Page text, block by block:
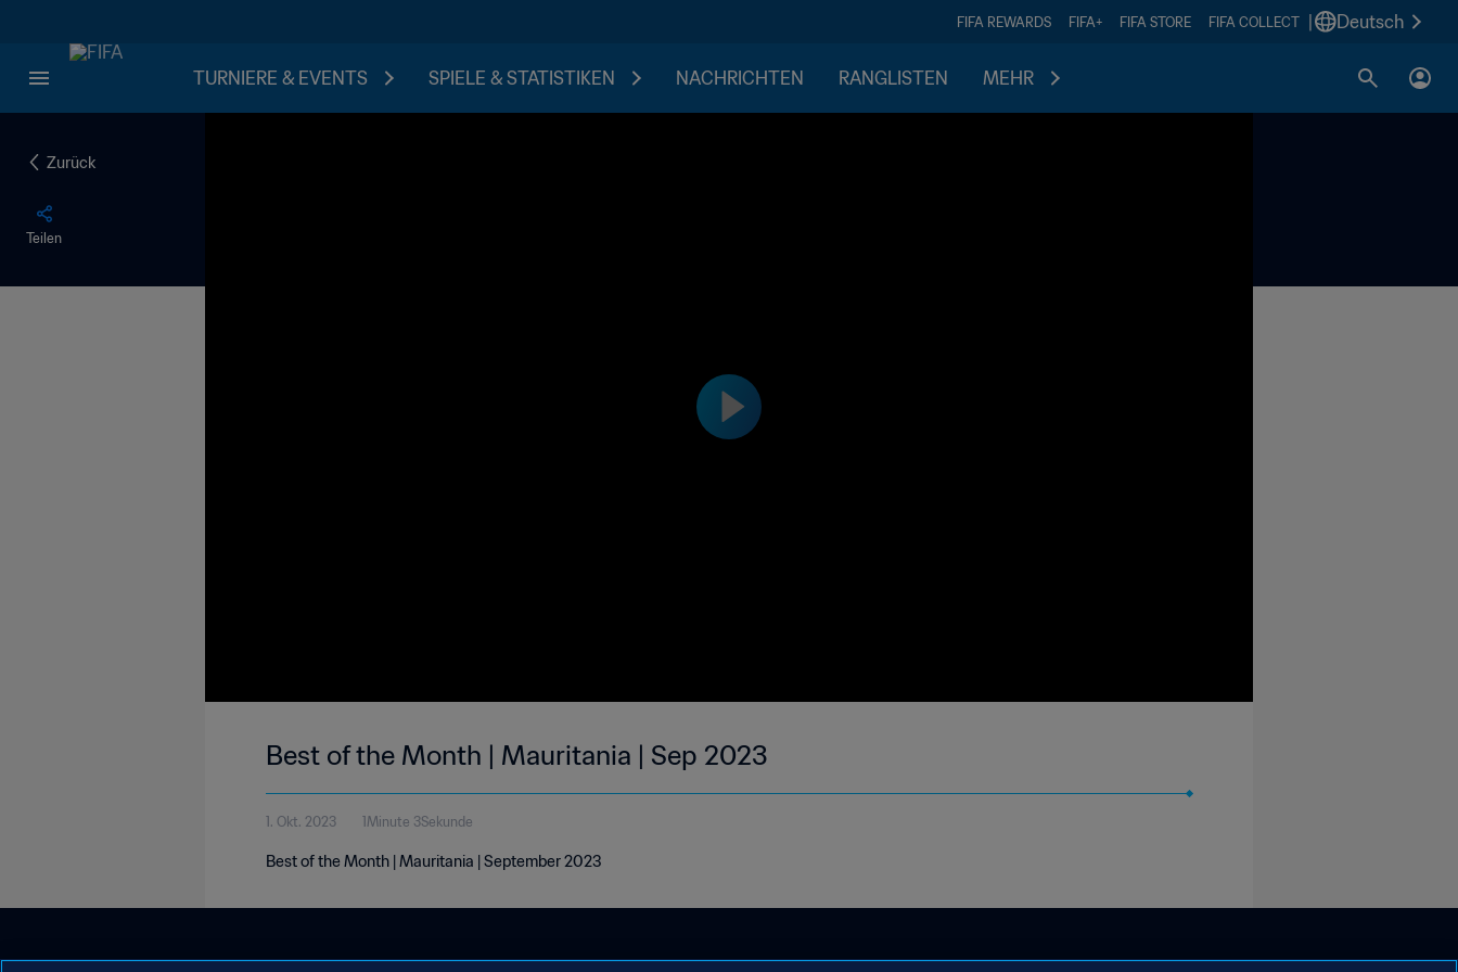
FIFA REWARDS FIFA+ FIFA STORE FIFA COLLECT Deutsch
TURNIERE & EVENTS SPIELE & STATISTIKEN NACHRICHTEN RANGLISTEN MEHR
Zurück
Teilen
Best of the Month | Mauritania | Sep 2023
1. Okt. 2023 1Minute 3Sekunde
Best of the Month | Mauritania | September 2023